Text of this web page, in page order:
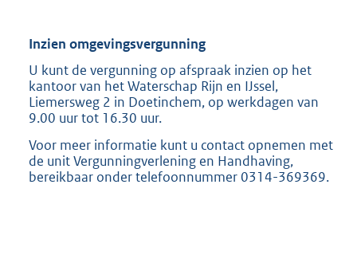
Inzien omgevingsvergunning
U kunt de vergunning op afspraak inzien op het
kantoor van het Waterschap Rijn en IJssel,
Liemersweg 2 in Doetinchem, op werkdagen van
9.00 uur tot 16.30 uur.
Voor meer informatie kunt u contact opnemen met
de unit Vergunningverlening en Handhaving,
bereikbaar onder telefoonnummer 0314-369369.